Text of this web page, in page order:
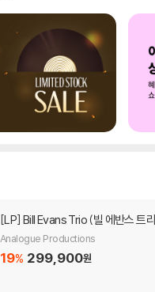
[LP] Bill Evans Trio (빌 에반스
Analogue Productions
19% 299,900원